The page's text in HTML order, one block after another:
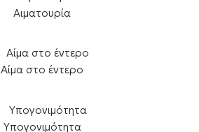
Αιματουρία
Αίμα στο έντερο
Υπογονιμότητα